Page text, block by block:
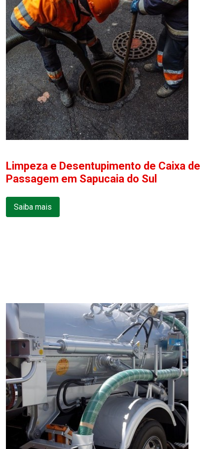
Limpeza e Desentupimento de Caixa de
Passagem em Sapucaia do Sul
Saiba mais